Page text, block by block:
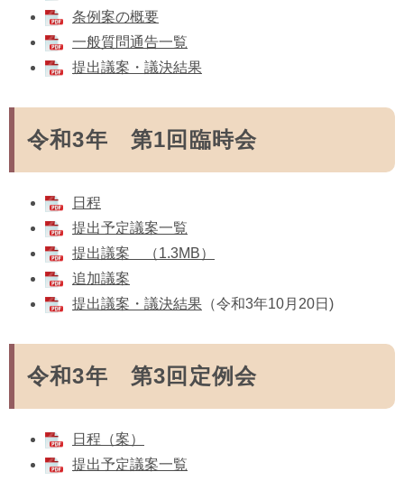
条例案の概要
一般質問通告一覧
提出議案・議決結果
令和3年 第1回臨時会
日程
提出予定議案一覧
提出議案 （1.3MB）
追加議案
提出議案・議決結果 （令和3年10月20日)
令和3年 第3回定例会
日程（案）
提出予定議案一覧